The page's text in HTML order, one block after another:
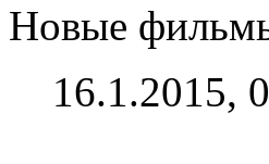
Новые
16.1.2015,